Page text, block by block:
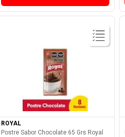
Ver Producto
ROYAL
Postre Sabor Chocolate 65 Grs Royal